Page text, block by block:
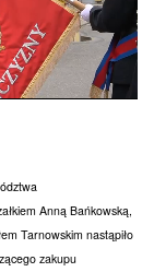
Anną Bańkowską,
Tarnowskim nastąpiło
zakupu